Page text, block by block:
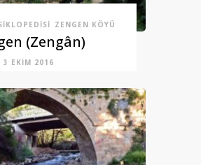
ZENGEN KÖYÜ
(Zengân)
3 EKIM 2016